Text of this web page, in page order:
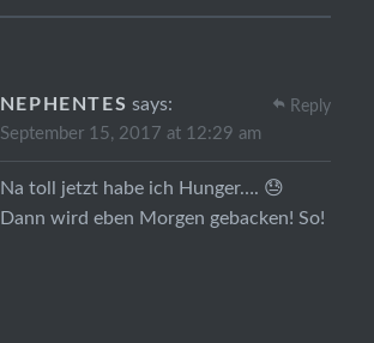
NEPHENTES says:
September 15, 2017 at 12:29 am
Na toll jetzt habe ich Hunger…. 😓
Dann wird eben Morgen gebacken! So!
Reply